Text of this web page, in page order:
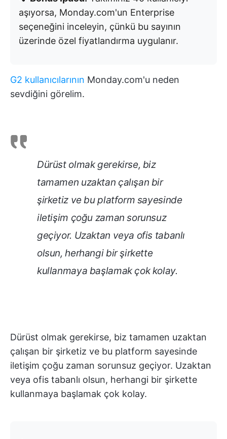
aşıyorsa, Monday.com'un Enterprise
seçeneğini inceleyin, çünkü bu sayının
üzerinde özel fiyatlandırma uygulanır.
G2 kullanıcılarının Monday.com'u neden
sevdiğini görelim.
Dürüst olmak gerekirse, biz
tamamen uzaktan çalışan bir
şirketiz ve bu platform sayesinde
iletişim çoğu zaman sorunsuz
geçiyor. Uzaktan veya ofis tabanlı
olsun, herhangi bir şirkette
kullanmaya başlamak çok kolay.
Dürüst olmak gerekirse, biz tamamen uzaktan
çalışan bir şirketiz ve bu platform sayesinde
iletişim çoğu zaman sorunsuz geçiyor. Uzaktan
veya ofis tabanlı olsun, herhangi bir şirkette
kullanmaya başlamak çok kolay.